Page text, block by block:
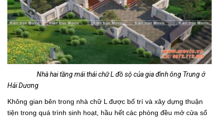
Nhà hai tầng mái thái chữ L đồ sộ của gia đình ông Trung ở
Hải Dương
Không gian bên trong nhà chữ L được bố trí và xây dựng thuận
tiện trong quá trình sinh hoạt, hầu hết các phòng đều mở cửa sổ